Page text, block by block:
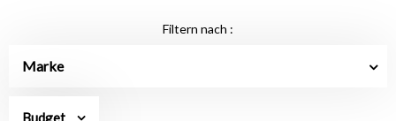
Filtern nach :
Marke
Budget